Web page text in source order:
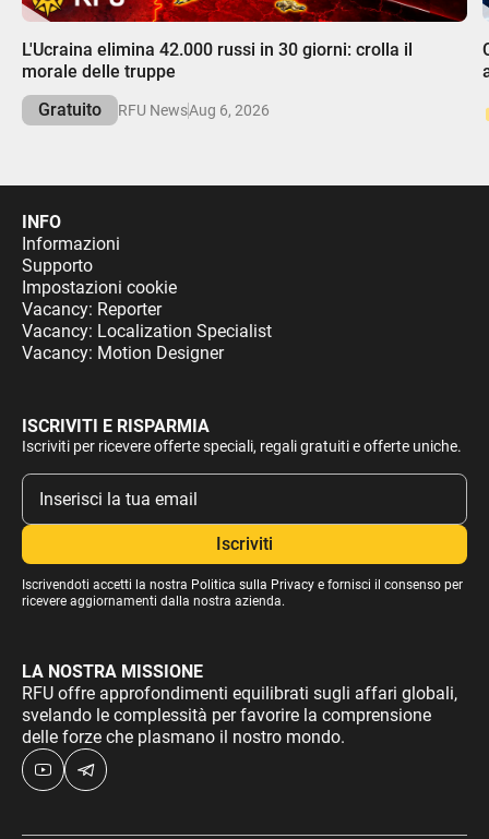
L'Ucraina elimina 42.000 russi in 30 giorni: crolla il
morale delle truppe
Gratuito
RFU NewsAug 6, 2026
INFO
Informazioni
Supporto
Impostazioni cookie
Vacancy: Reporter
Vacancy: Localization Specialist
Vacancy: Motion Designer
ISCRIVITI E RISPARMIA
Iscriviti per ricevere offerte speciali, regali gratuiti e offerte uniche.
Iscrivendoti accetti la nostra Politica sulla Privacye fornisci il consenso per
ricevere aggiornamenti dalla nostra azienda.
LA NOSTRA MISSIONE
RFU offre approfondimenti equilibrati sugli affari globali,
svelando le complessità per favorire la comprensione
delle forze che plasmano il nostro mondo.